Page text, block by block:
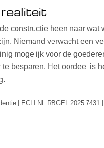
constructie heen naar
Niemand verwacht een
mogelijk voor de
besparen. Het oordeel is
| ECLI:NL:RBGEL:2025:7431